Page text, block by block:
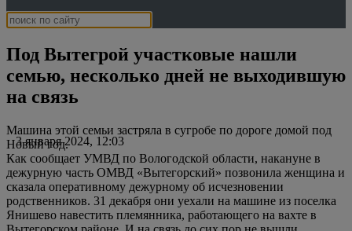
Под Вытегрой участковые нашли
семью, несколько дней не выходившую
на связь
3 января 2024, 12:03
Машина этой семьи застряла в сугробе по дороге домой под
Новый год.
Как сообщает УМВД по Вологодской области, накануне в
дежурную часть ОМВД «Вытегорский» позвонила женщина и
сказала оперативному дежурному об исчезновении
родственников. 31 декабря они уехали на машине из поселка
Янишево навестить племянника, работающего на вахте в